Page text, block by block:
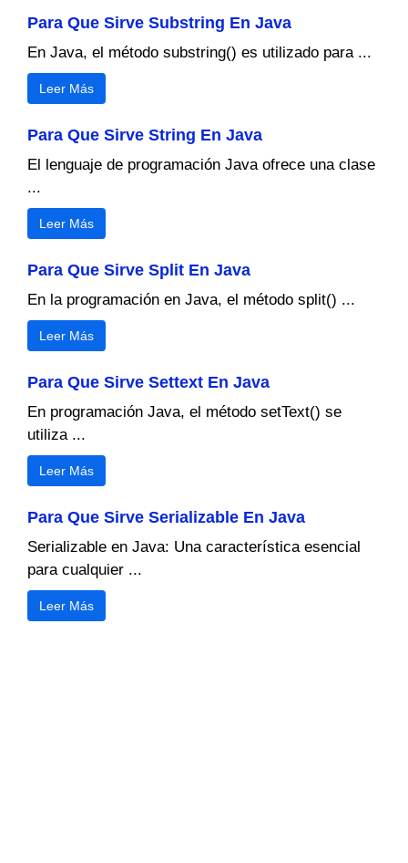
Para Que Sirve Substring En Java
En Java, el método substring() es utilizado para ...
Leer Más
Para Que Sirve String En Java
El lenguaje de programación Java ofrece una clase
...
Leer Más
Para Que Sirve Split En Java
En la programación en Java, el método split() ...
Leer Más
Para Que Sirve Settext En Java
En programación Java, el método setText() se
utiliza ...
Leer Más
Para Que Sirve Serializable En Java
Serializable en Java: Una característica esencial
para cualquier ...
Leer Más